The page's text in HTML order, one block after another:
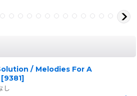
/ Melodies For A
[9381]
し